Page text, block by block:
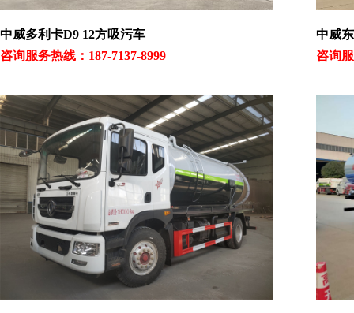
中威多利卡D9 12方吸污车
咨询服务热线：187-7137-8999
中威
咨询